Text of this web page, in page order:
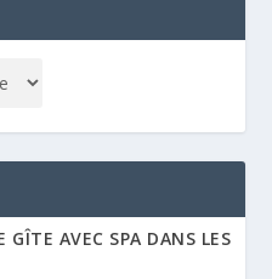
GÎTE AVEC SPA DANS LES